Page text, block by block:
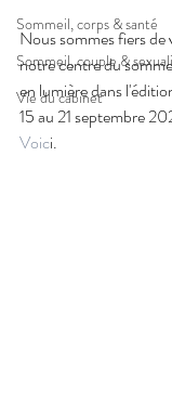
Sommeil, corps & santé
Sommeil, couple &
Vie du cabinet
Nous sommes fiers
notre centre du
en lumière dans
15 au 21 septembre
Voici.